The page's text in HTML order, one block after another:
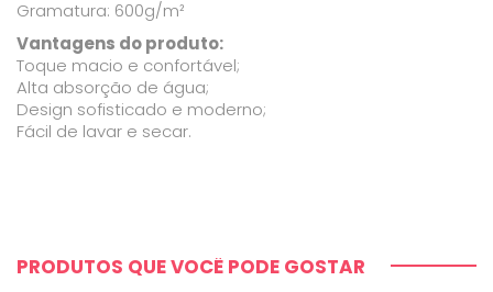
Gramatura: 600g/m²
Vantagens do produto:
Toque macio e confortável;
Alta absorção de água;
Design sofisticado e moderno;
Fácil de lavar e secar.
PRODUTOS QUE VOCÊ PODE GOSTAR